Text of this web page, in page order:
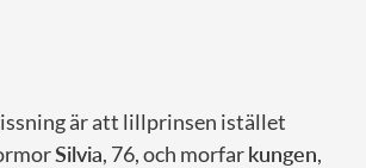
är att lillprinsen istället
Silvia, 76, och morfarkungen,